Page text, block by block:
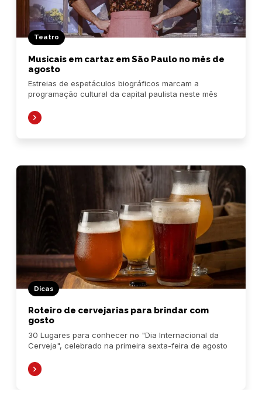
Teatro
Musicais em cartaz em São Paulo no mês de
agosto
Estreias de espetáculos biográficos marcam a
programação cultural da capital paulista neste mês
Dicas
Roteiro de cervejarias para brindar com
gosto
30 Lugares para conhecer no "Dia Internacional da
Cerveja", celebrado na primeira sexta-feira de agosto